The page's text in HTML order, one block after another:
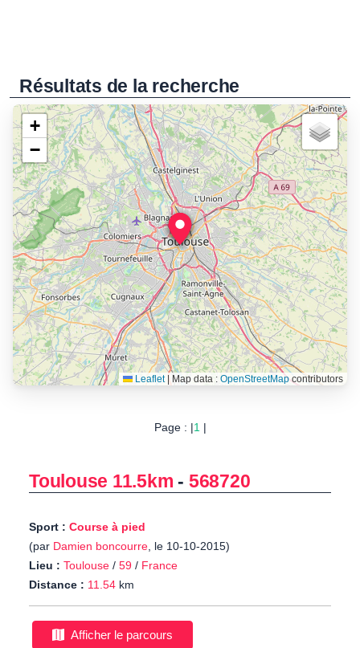
Résultats de la recherche
+
−
Leaflet Map data : OpenStreetMapcontributors
Page : |1|
Toulouse 11.5km - 568720
Sport : Course à pied
(par Damien boncourre, le 10-10-2015)
Lieu : Toulouse / 59 / France
Distance : 11.54 km
Afficher le parcours